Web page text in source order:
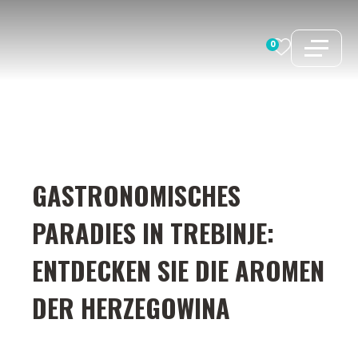
0
GASTRONOMISCHES
PARADIES IN TREBINJE:
ENTDECKEN SIE DIE AROMEN
DER HERZEGOWINA